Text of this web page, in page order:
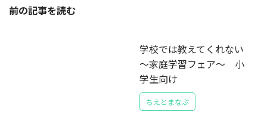
前の記事を読む
学校では教えてくれない
～家庭学習フェア～ 小
学生向け
ちえとまなぶ